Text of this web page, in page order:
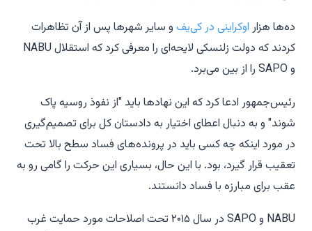
ده‌ها هزار اوکراینی در کی‌یف و سایر شهرها پس از آن تظاهرات
کردند که دولت زلنسکی لایحه‌ای را معرفی کرد که استقلال NABU
و SAPO را از بین می‌برد.
رئیس‌جمهور ادعا کرد که این نهادها باید "از نفوذ روسیه پاک
شوند" و به دنبال اعطای اختیار به دادستان کل برای تصمیم‌گیری
در مورد اینکه چه کسی باید در پرونده‌های فساد سطح بالا تحت
تعقیب قرار گیرد، بود. با این حال، بسیاری این حرکت را گامی رو به
عقب برای مبارزه با فساد دانستند.
NABU و SAPO در سال ۲۰۱۵ تحت اصلاحات مورد حمایت غرب